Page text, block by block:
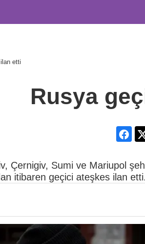
etti
Rusya
Çernigiv, Sumi ve Mariupol
itibaren geçici ateşkes ilan etti.